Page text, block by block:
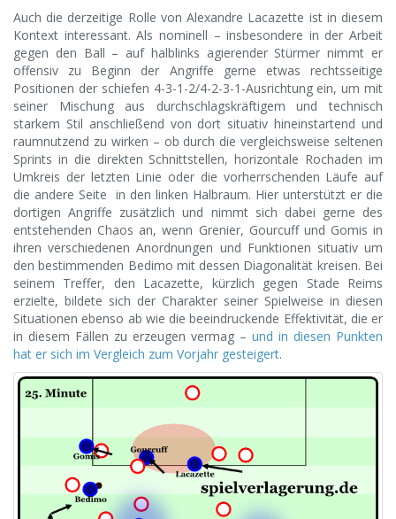
Auch die derzeitige Rolle von Alexandre Lacazette ist in diesem
Kontext interessant. Als nominell – insbesondere in der Arbeit
gegen den Ball – auf halblinks agierender Stürmer nimmt er
offensiv zu Beginn der Angriffe gerne etwas rechtsseitige
Positionen der schiefen 4-3-1-2/4-2-3-1-Ausrichtung ein, um mit
seiner Mischung aus durchschlagskräftigem und technisch
starkem Stil anschließend von dort situativ hineinstartend und
raumnutzend zu wirken – ob durch die vergleichsweise seltenen
Sprints in die direkten Schnittstellen, horizontale Rochaden im
Umkreis der letzten Linie oder die vorherrschenden Läufe auf
die andere Seite in den linken Halbraum. Hier unterstützt er die
dortigen Angriffe zusätzlich und nimmt sich dabei gerne des
entstehenden Chaos an, wenn Grenier, Gourcuff und Gomis in
ihren verschiedenen Anordnungen und Funktionen situativ um
den bestimmenden Bedimo mit dessen Diagonalität kreisen. Bei
seinem Treffer, den Lacazette, kürzlich gegen Stade Reims
erzielte, bildete sich der Charakter seiner Spielweise in diesen
Situationen ebenso ab wie die beeindruckende Effektivität, die er
in diesem Fällen zu erzeugen vermag – und in diesen Punkten
hat er sich im Vergleich zum Vorjahr gesteigert.